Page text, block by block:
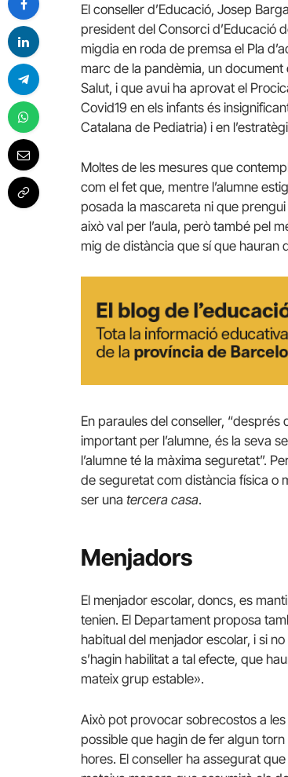
El conseller d’Educació, Josep
president del Consorci d’Educació
migdia en roda de premsa el Pla
marc de la pandèmia, un
Salut, i que avui ha aprovat el
Covid19 en els infants és
Catalana de Pediatria) i en
Moltes de les mesures que
com el fet que, mentre l’alumne
posada la mascareta ni que
això val per l’aula, però també pel
mig de distància que sí que hauran
En paraules del conseller, “després
important per l’alumne, és la seva
l’alumne té la màxima seguretat”.
de seguretat com distància física o
ser una tercera casa.
Menjadors
El menjador escolar, doncs, es
tenien. El Departament proposa
habitual del menjador escolar, i si
s’hagin habilitat a tal efecte, que
mateix grup estable».
Això pot provocar sobrecostos a
possible que hagin de fer algun
hores. El conseller ha assegurat